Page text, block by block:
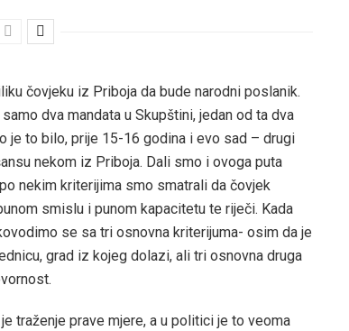
čovjeku iz Priboja da bude narodni poslanik.
dva mandata u Skupštini, jedan od ta dva
je to bilo, prije 15-16 godina i evo sad – drugi
nekom iz Priboja. Dali smo i ovoga puta
nekim kriterijima smo smatrali da čovjek
smislu i punom kapacitetu te riječi. Kada
se sa tri osnovna kriterijuma- osim da je
grad iz kojeg dolazi, ali tri osnovna druga
traženje prave mjere, a u politici je to veoma